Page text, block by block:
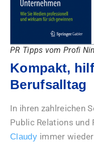
PR Tipps vom Profi
Kompakt,
Berufsalltag
In ihren zahlreichen
Public Relations
Claudy immer